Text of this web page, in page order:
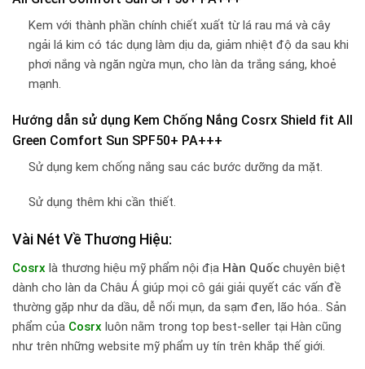
Kem với thành phần chính chiết xuất từ lá rau má và cây
ngải lá kim có tác dụng làm dịu da, giảm nhiệt độ da sau khi
phơi nắng và ngăn ngừa mụn, cho làn da trắng sáng, khoẻ
mạnh.
Hướng dẫn sử dụng Kem Chống Nắng Cosrx Shield fit All
Green Comfort Sun SPF50+ PA+++
Sử dụng kem chống nắng sau các bước dưỡng da mặt.
Sử dụng thêm khi cần thiết.
Vài Nét Về Thương Hiệu:
Cosrx là thương hiệu mỹ phẩm nội địa Hàn Quốc chuyên biệt
dành cho làn da Châu Á giúp mọi cô gái giải quyết các vấn đề
thường gặp như da dầu, dễ nổi mụn, da sạm đen, lão hóa.. Sản
phẩm của Cosrx luôn nằm trong top best-seller tại Hàn cũng
như trên những website mỹ phẩm uy tín trên khắp thế giới.